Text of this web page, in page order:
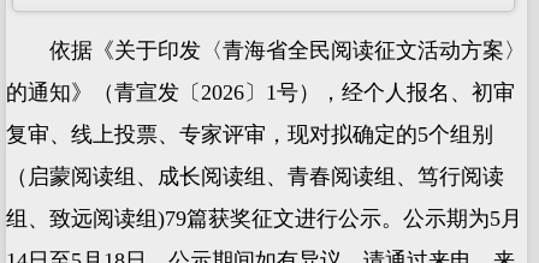
依据《关于印发〈青海省全民阅读征文活动方案〉
的通知》（青宣发〔2026〕1号），经个人报名、初审
复审、线上投票、专家评审，现对拟确定的5个组别
（启蒙阅读组、成长阅读组、青春阅读组、笃行阅读
组、致远阅读组)79篇获奖征文进行公示。公示期为5月